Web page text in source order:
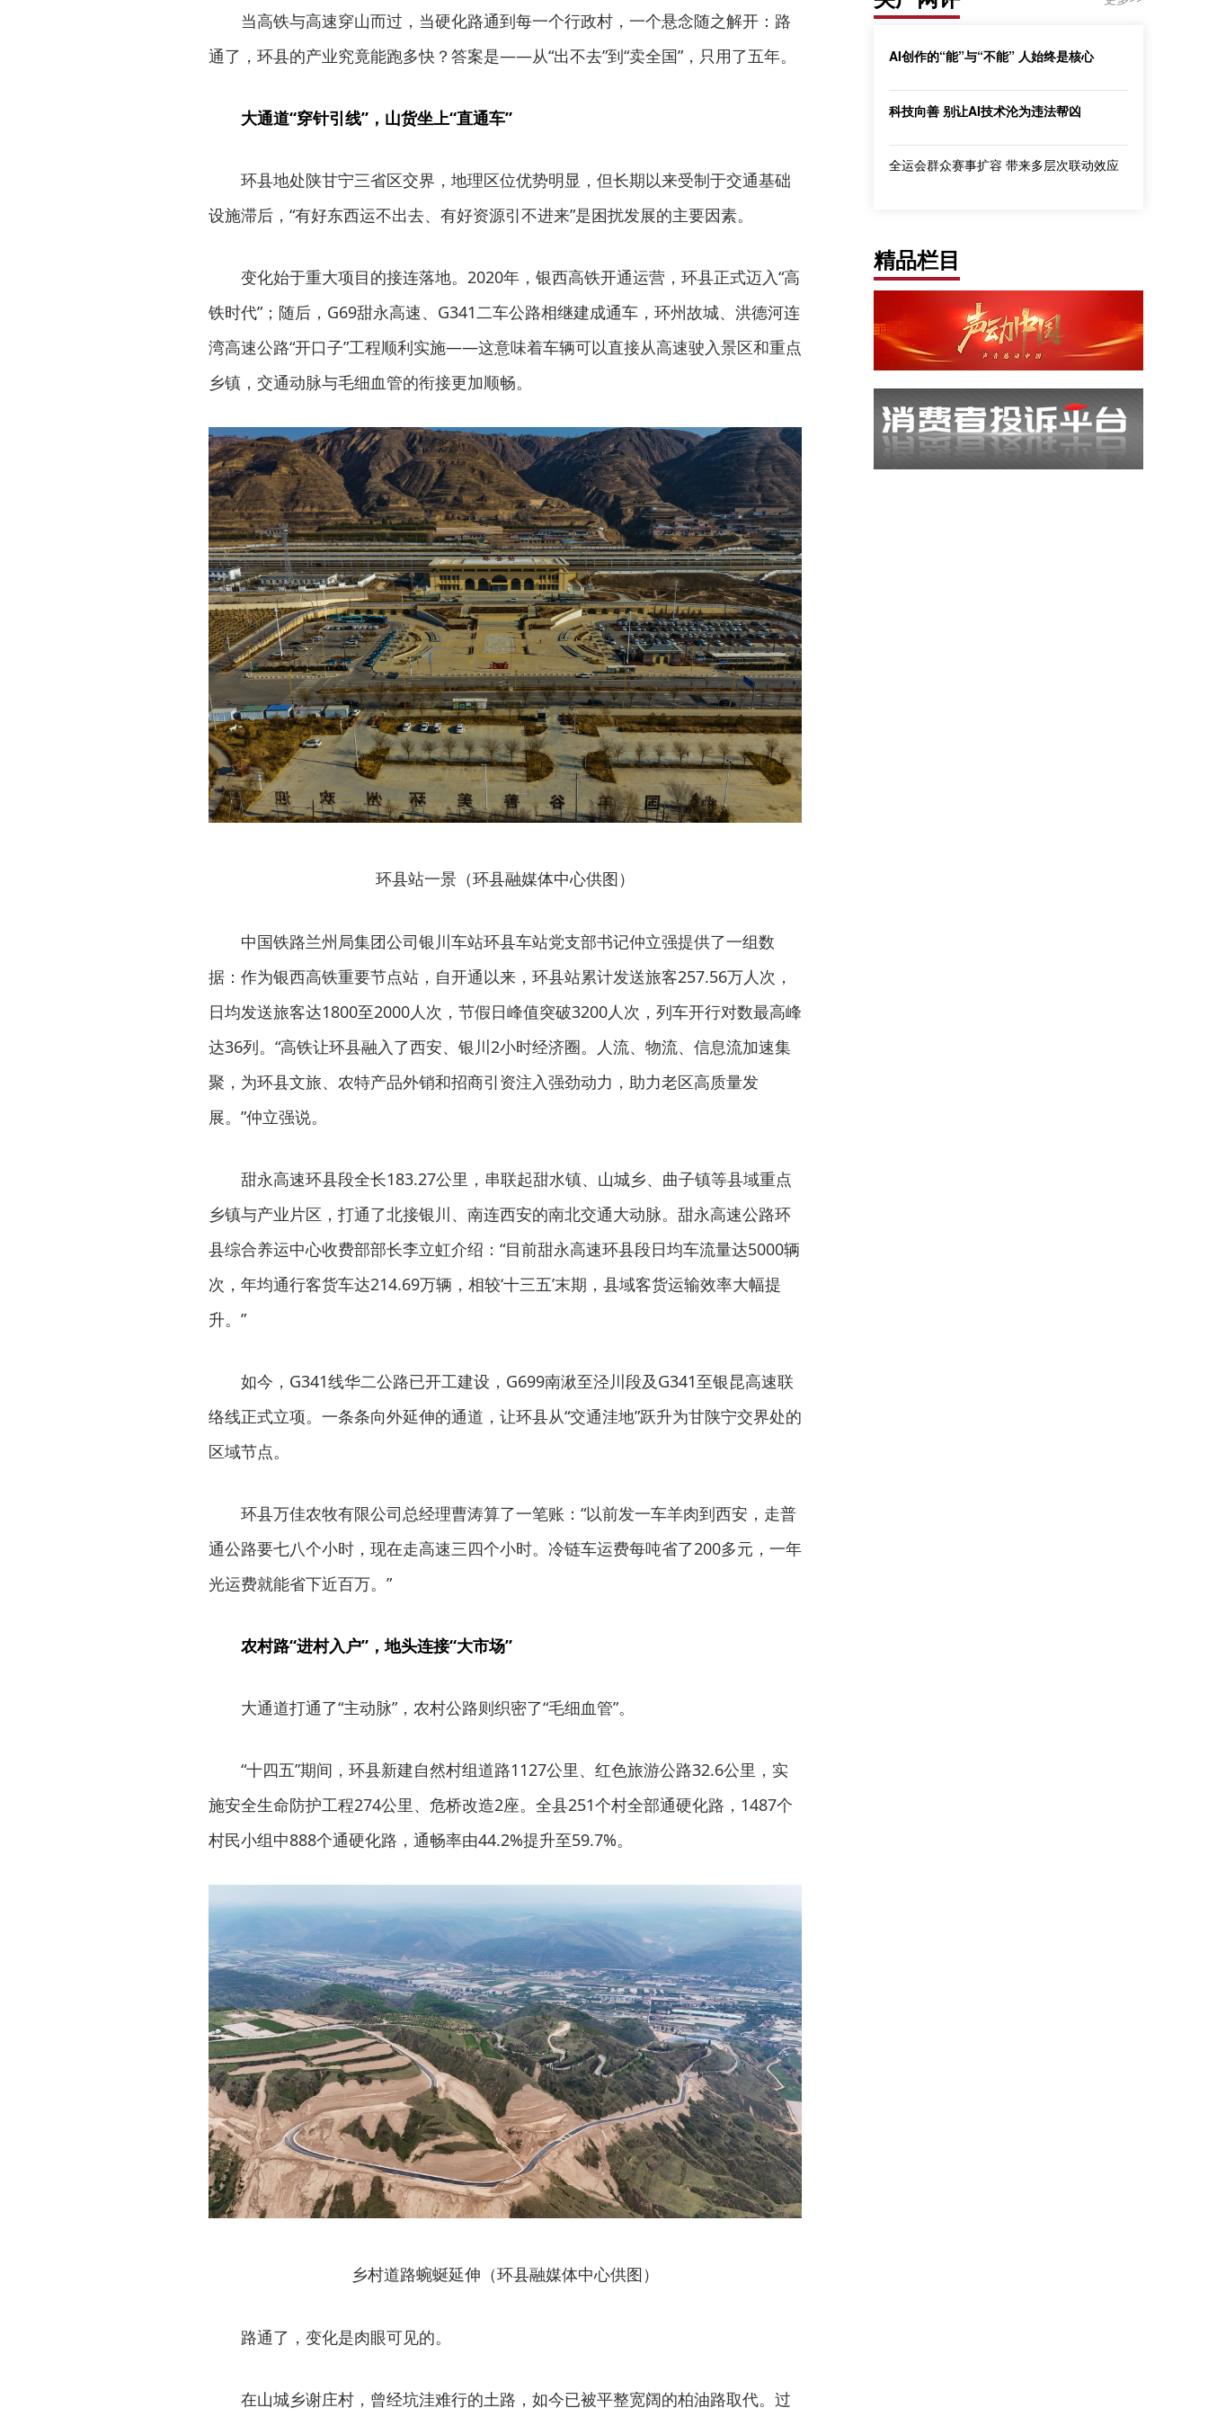
当高铁与高速穿山而过，当硬化路通到每一个行政村，一个悬念随之解开：路
通了，环县的产业究竟能跑多快？答案是——从“出不去”到“卖全国”，只用了五年。
大通道“穿针引线”，山货坐上“直通车”
环县地处陕甘宁三省区交界，地理区位优势明显，但长期以来受制于交通基础
设施滞后，“有好东西运不出去、有好资源引不进来”是困扰发展的主要因素。
变化始于重大项目的接连落地。2020年，银西高铁开通运营，环县正式迈入“高
铁时代”；随后，G69甜永高速、G341二车公路相继建成通车，环州故城、洪德河连
湾高速公路“开口子”工程顺利实施——这意味着车辆可以直接从高速驶入景区和重点
乡镇，交通动脉与毛细血管的衔接更加顺畅。
环县站一景（环县融媒体中心供图）
中国铁路兰州局集团公司银川车站环县车站党支部书记仲立强提供了一组数
据：作为银西高铁重要节点站，自开通以来，环县站累计发送旅客257.56万人次，
日均发送旅客达1800至2000人次，节假日峰值突破3200人次，列车开行对数最高峰
达36列。“高铁让环县融入了西安、银川2小时经济圈。人流、物流、信息流加速集
聚，为环县文旅、农特产品外销和招商引资注入强劲动力，助力老区高质量发
展。”仲立强说。
甜永高速环县段全长183.27公里，串联起甜水镇、山城乡、曲子镇等县域重点
乡镇与产业片区，打通了北接银川、南连西安的南北交通大动脉。甜永高速公路环
县综合养运中心收费部部长李立虹介绍：“目前甜永高速环县段日均车流量达5000辆
次，年均通行客货车达214.69万辆，相较‘十三五’末期，县域客货运输效率大幅提
升。”
如今，G341线华二公路已开工建设，G699南湫至泾川段及G341至银昆高速联
络线正式立项。一条条向外延伸的通道，让环县从“交通洼地”跃升为甘陕宁交界处的
区域节点。
环县万佳农牧有限公司总经理曹涛算了一笔账：“以前发一车羊肉到西安，走普
通公路要七八个小时，现在走高速三四个小时。冷链车运费每吨省了200多元，一年
光运费就能省下近百万。”
农村路“进村入户”，地头连接“大市场”
大通道打通了“主动脉”，农村公路则织密了“毛细血管”。
“十四五”期间，环县新建自然村组道路1127公里、红色旅游公路32.6公里，实
施安全生命防护工程274公里、危桥改造2座。全县251个村全部通硬化路，1487个
村民小组中888个通硬化路，通畅率由44.2%提升至59.7%。
乡村道路蜿蜒延伸（环县融媒体中心供图）
路通了，变化是肉眼可见的。
在山城乡谢庄村，曾经坑洼难行的土路，如今已被平整宽阔的柏油路取代。过
AI创作的“能”与“不能” 人始终是核心
科技向善 别让AI技术沦为违法帮凶
全运会群众赛事扩容 带来多层次联动效应
精品栏目